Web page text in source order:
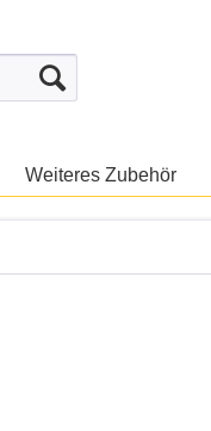
Weiteres Zubehör